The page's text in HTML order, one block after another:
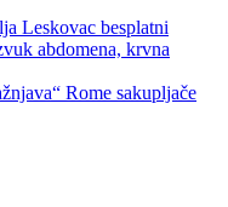
Leskovac besplatni
abdomena, krvna
Rome sakupljače